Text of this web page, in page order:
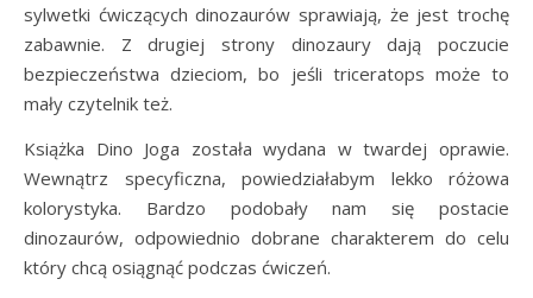
sylwetki ćwiczących dinozaurów sprawiają, że jest trochę
zabawnie. Z drugiej strony dinozaury dają poczucie
bezpieczeństwa dzieciom, bo jeśli triceratops może to
mały czytelnik też.
Książka Dino Joga została wydana w twardej oprawie.
Wewnątrz specyficzna, powiedziałabym lekko różowa
kolorystyka. Bardzo podobały nam się postacie
dinozaurów, odpowiednio dobrane charakterem do celu
który chcą osiągnąć podczas ćwiczeń.